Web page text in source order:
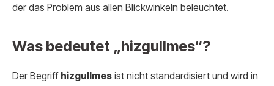
der das Problem aus allen Blickwinkeln beleuchtet.
Was bedeutet „hizgullmes“?
Der Begriff hizgullmes ist nicht standardisiert und wird in